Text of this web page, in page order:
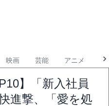
映画 芸能 アニメ
】「新入社員
進撃、「愛を処